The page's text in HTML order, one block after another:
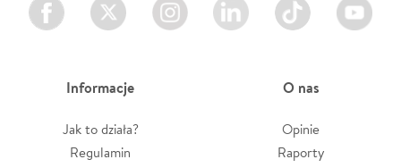
Informacje
Jak to działa?
Regulamin
O nas
Opinie
Raporty